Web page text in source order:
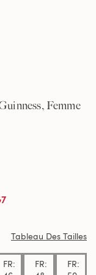
Femme
Tableau Des Tailles
FR:
FR:
FR: